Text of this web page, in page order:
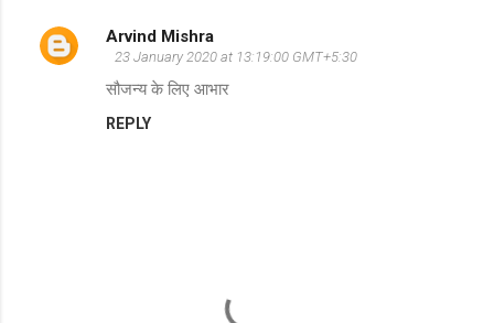
Arvind Mishra
23 January 2020 at 13:19:00 GMT+5:30
सौजन्य के लिए आभार
REPLY